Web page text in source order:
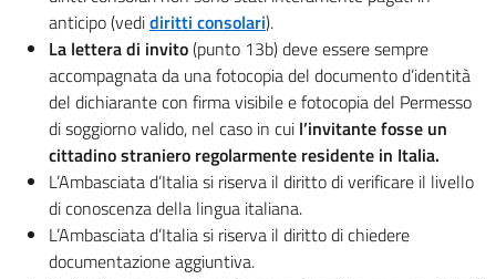
anticipo (vedidiritti consolari).
La lettera di invito(punto 13b) deve essere sempre
accompagnata da una fotocopia del documento d’identità
del dichiarante con firma visibile e fotocopia del Permesso
di soggiorno valido, nel caso in cui l’invitante fosse un
cittadino straniero regolarmente residente in Italia.
L’Ambasciata d’Italia si riserva il diritto di verificare il livello
di conoscenza della lingua italiana.
L’Ambasciata d’Italia si riserva il diritto di chiedere
documentazione aggiuntiva.